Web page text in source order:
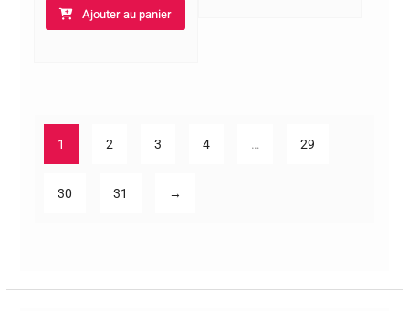
Ajouter au panier
1 2 3 4 … 29
30 31 →